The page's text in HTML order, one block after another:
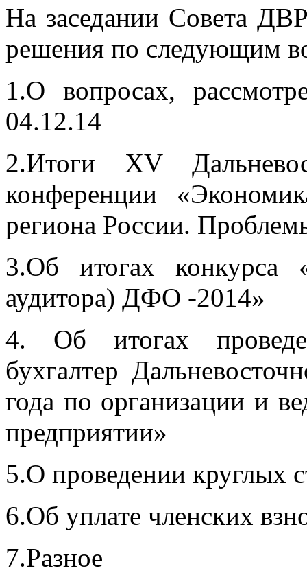
На заседании Совета
решения по следующим
1.О вопросах,
04.12.14
2.Итоги ХV
конференции
региона России.
3.Об итогах конкурса
аудитора) ДФО -2014»
4. Об итогах
бухгалтер
года по организации и
предприятии»
5.О проведении круглых
6.Об уплате членских
7.Разное